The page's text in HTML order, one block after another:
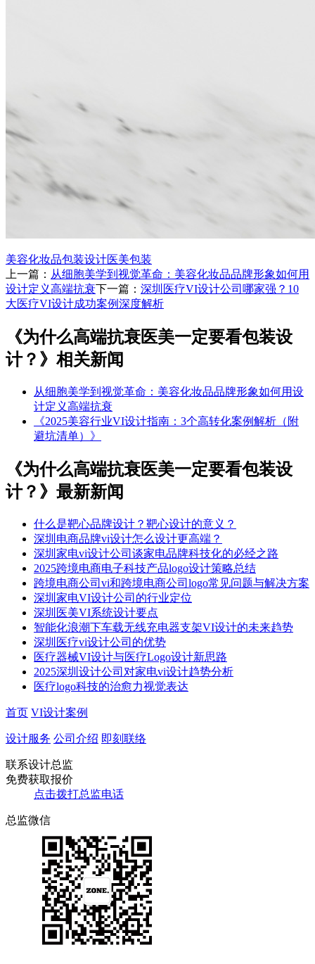
美容化妆品包装设计医美包装
上一篇： 从细胞美学到视觉革命：美容化妆品品牌形象如何用
设计定义高端抗衰下一篇： 深圳医疗VI设计公司哪家强？10
大医疗VI设计成功案例深度解析
《为什么高端抗衰医美一定要看包装设
计？》相关新闻
从细胞美学到视觉革命：美容化妆品品牌形象如何用设
计定义高端抗衰
《2025美容行业VI设计指南：3个高转化案例解析（附
避坑清单）》
《为什么高端抗衰医美一定要看包装设
计？》最新新闻
什么是靶心品牌设计？靶心设计的意义？
深圳电商品牌vi设计怎么设计更高端？
深圳家电vi设计公司谈家电品牌科技化的必经之路
2025跨境电商电子科技产品logo设计策略总结
跨境电商公司vi和跨境电商公司logo常见问题与解决方案
深圳家电VI设计公司的行业定位
深圳医美VI系统设计要点
智能化浪潮下车载无线充电器支架VI设计的未来趋势​
深圳医疗vi设计公司的优势
​​医疗器械VI设计与医疗Logo设计新思路​
2025深圳设计公司对家电vi设计趋势分析
医疗logo科技的治愈力视觉表达
首页 VI设计案例
设计服务 公司介绍 即刻联络
联系设计总监
免费获取报价
点击拨打总监电话
总监微信